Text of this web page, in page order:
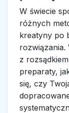
W świecie
różnych
kreatyny po
rozwiązania.
z
preparaty,
się, czy